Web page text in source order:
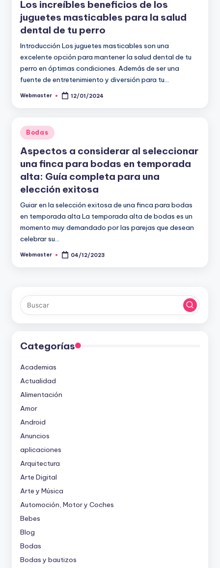
Los increíbles beneficios de los
juguetes masticables para la salud
dental de tu perro
Introducción Los juguetes masticables son una
excelente opción para mantener la salud dental de tu
perro en óptimas condiciones. Además de ser una
fuente de entretenimiento y diversión para tu…
Publicado
Webmaster 12/01/2024
Publicado
en
Bodas
Aspectos a considerar al seleccionar
una finca para bodas en temporada
alta: Guía completa para una
elección exitosa
Guiar en la selección exitosa de una finca para bodas
en temporada alta La temporada alta de bodas es un
momento muy demandado por las parejas que desean
celebrar su…
Publicado
Webmaster 04/12/2023
Categorías
Academias
Actualidad
Alimentación
Amor
Android
Anuncios
aplicaciones
Arquitectura
Arte Digital
Arte y Música
Automoción, Motor y Coches
Bebes
Blog
Bodas
Bodas y bautizos